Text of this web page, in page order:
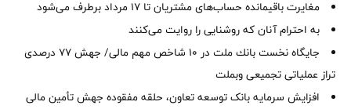
مغایرت‌ باقیمانده حساب‌های مشتریان تا ۱۷ مرداد برطرف می‌شود
به احترام آنان که روشنایی را روایت می‌کنند
جایگاه نخست بانك ملت در 10 شاخص مهم مالی/ جهش 77 درصدی
تراز عملیاتی تجمیعی وبملت
افزایش سرمایه بانک توسعه تعاون، حلقه مفقوده جهش تأمین مالی